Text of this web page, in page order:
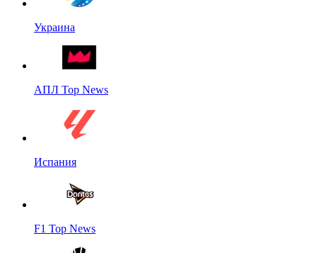
Украина
АПЛ Top News
Испания
F1 Top News